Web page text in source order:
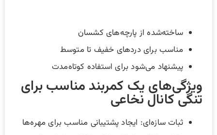
ساخته‌شده از پارچه‌های کشسان
مناسب برای دردهای خفیف تا متوسط
پیشنهاد می‌شود برای استفاده کوتاه‌مدت
ویژگی‌های یک کمربند مناسب برای
تنگی کانال نخاعی
ثبات سازه‌ای: ایجاد پشتیبانی مناسب برای مهره‌ها